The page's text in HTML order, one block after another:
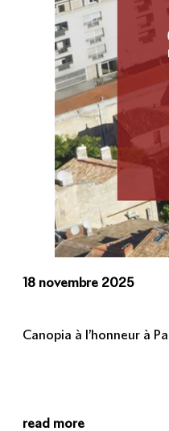
18 novembre 2025
Canopia à l’honneur à
read more